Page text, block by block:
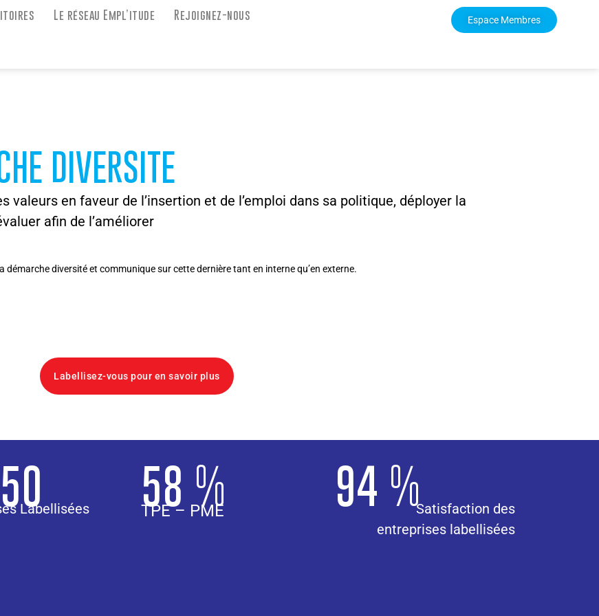
Le réseau Empl’itude Rejoignez-nous Espace Membres
DIVERSITE
valeurs en faveur de l’insertion et de l’emploi dans sa politique, déployer la
afin de l’améliorer
démarche diversité et communique sur cette dernière tant en interne qu’en externe.
Labellisez-vous pour en savoir plus
Labellisées 58 %
TPE – PME 94 %Satisfaction des
entreprises labellisées